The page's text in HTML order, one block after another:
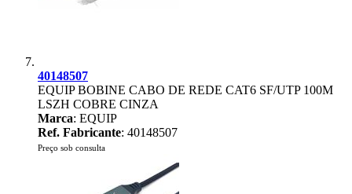
40148507
EQUIP BOBINE CABO DE REDE CAT6 SF/UTP 100M
LSZH COBRE CINZA
Marca: EQUIP
Ref. Fabricante: 40148507
Preço sob consulta